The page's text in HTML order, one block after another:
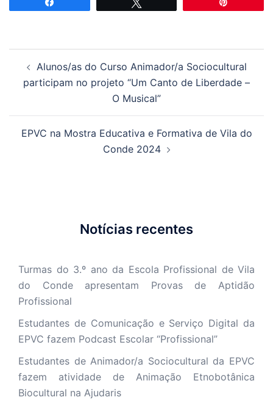
artigos
Alunos/as do Curso Animador/a Sociocultural
participam no projeto “Um Canto de Liberdade –
O Musical”
EPVC na Mostra Educativa e Formativa de Vila do
Conde 2024
Notícias recentes
Turmas do 3.º ano da Escola Profissional de Vila
do Conde apresentam Provas de Aptidão
Profissional
Estudantes de Comunicação e Serviço Digital da
EPVC fazem Podcast Escolar “Profissional”
Estudantes de Animador/a Sociocultural da EPVC
fazem atividade de Animação Etnobotânica
Biocultural na Ajudaris